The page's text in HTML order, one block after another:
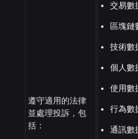
遵守適用的法律
並處理投訴，包
括：
交易數
區塊鏈
技術數
個人數
使用數
行為數
通訊數